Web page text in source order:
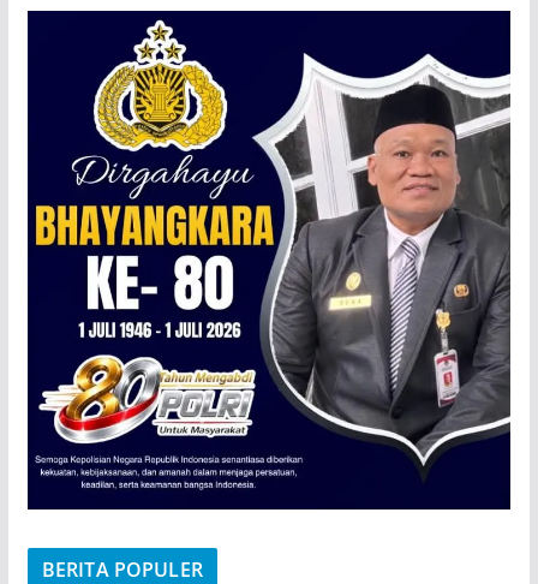
BERITA POPULER